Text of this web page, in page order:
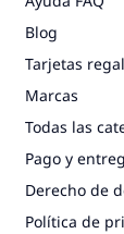
Blog
Tarjetas
Marcas
Todas las
Pago y
Derecho de
Política de